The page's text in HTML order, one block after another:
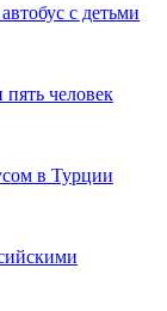
с детьми
человек
в Турции